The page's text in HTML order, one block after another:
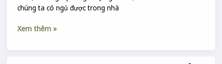
chúng ta có ngủ được trong nhà
:
NGỦ
Xem thêm »